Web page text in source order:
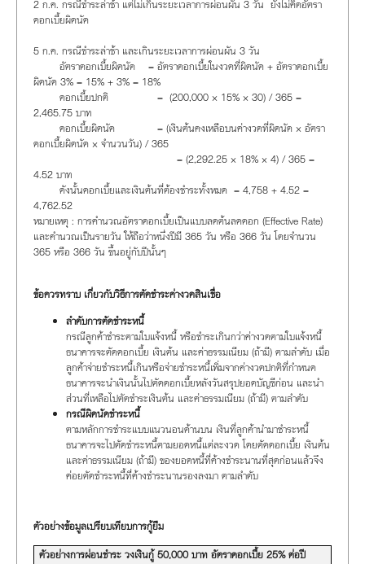
2 ก.ค. กรณีชำระล่าช้า แต่ไม่เกินระยะเวลาการผ่อนผัน 3 วัน ยังไม่คิดอัตรา
ดอกเบี้ยผิดนัด
5 ก.ค. กรณีชำระล่าช้า และเกินระยะเวลาการผ่อนผัน 3 วัน
อัตราดอกเบี้ยผิดนัด = อัตราดอกเบี้ยในงวดที่ผิดนัด + อัตราดอกเบี้ย
ผิดนัด 3% = 15% + 3% = 18%
ดอกเบี้ยปกติ = (200,000 × 15% × 30) / 365 =
2,465.75 บาท
ดอกเบี้ยผิดนัด = (เงินต้นคงเหลือบนค่างวดที่ผิดนัด × อัตรา
ดอกเบี้ยผิดนัด × จำนวนวัน) / 365
= (2,292.25 × 18% × 4) / 365 =
4.52 บาท
ดังนั้นดอกเบี้ยและเงินต้นที่ต้องชำระทั้งหมด = 4,758 + 4.52 =
4,762.52
หมายเหตุ : การคำนวณอัตราดอกเบี้ยเป็นแบบลดต้นลดดอก (Effective Rate)
และคำนวณเป็นรายวัน ให้ถือว่าหนึ่งปีมี 365 วัน หรือ 366 วัน โดยจำนวน
365 หรือ 366 วัน ขึ้นอยู่กับปีนั้นๆ
ข้อควรทราบ เกี่ยวกับวิธีการตัดชำระค่างวดสินเชื่อ
ลำดับการตัดชำระหนี้
กรณีลูกค้าชำระตามใบแจ้งหนี้ หรือชำระเกินกว่าค่างวดตามใบแจ้งหนี้
ธนาคารจะตัดดอกเบี้ย เงินต้น และค่าธรรมเนียม (ถ้ามี) ตามลำดับ เมื่อ
ลูกค้าจ่ายชำระหนี้เกินหรือจ่ายชำระหนี้เพิ่มจากค่างวดปกติที่กำหนด
ธนาคารจะนำเงินนั้นไปตัดดอกเบี้ยหลังวันสรุปยอดบัญชีก่อน และนำ
ส่วนที่เหลือไปตัดชำระเงินต้น และค่าธรรมเนียม (ถ้ามี) ตามลำดับ
กรณีผิดนัดชำระหนี้
ตามหลักการชำระแบบแนวนอนด้านบน เงินที่ลูกค้านำมาชำระหนี้
ธนาคารจะไปตัดชำระหนี้ตามยอดหนี้แต่ละงวด โดยตัดดอกเบี้ย เงินต้น
และค่าธรรมเนียม (ถ้ามี) ของยอดหนี้ที่ค้างชำระนานที่สุดก่อนแล้วจึง
ค่อยตัดชำระหนี้ที่ค้างชำระนานรองลงมา ตามลำดับ
ตัวอย่างข้อมูลเปรียบเทียบการกู้ยืม
ตัวอย่างการผ่อนชำระ วงเงินกู้ 50,000 บาท อัตราดอกเบี้ย 25% ต่อปี